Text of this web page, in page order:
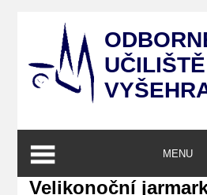
UČILIŠTĚ
MENU
Velikonoční